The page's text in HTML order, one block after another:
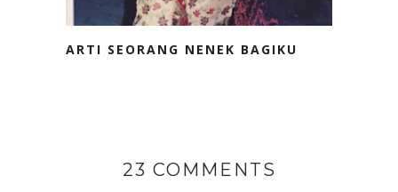
ARTI SEORANG NENEK BAGIKU
23 COMMENTS